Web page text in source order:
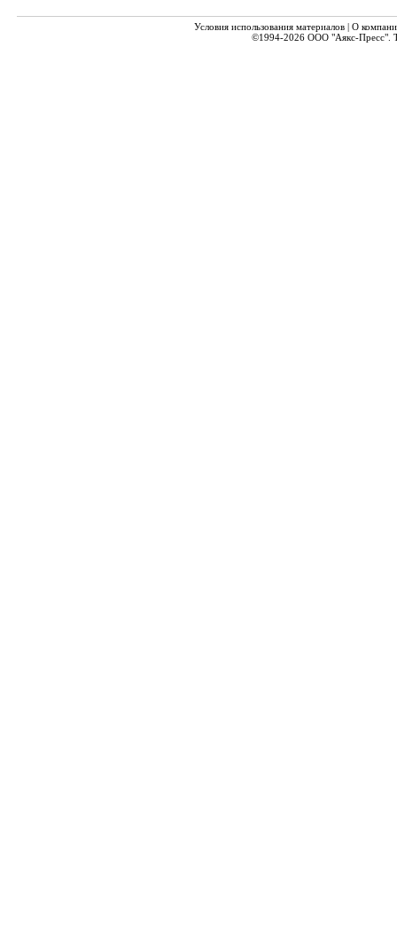
Условия использования материалов| О
©1994-2026 ООО "Аякс-Пресс".